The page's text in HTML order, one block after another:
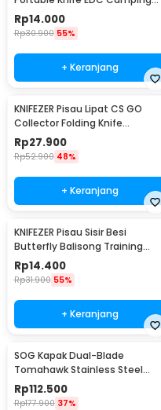
Survival Steel - CS-ZDD01
Rp14.000
Rp30.900 55%
+ Keranjang
KNIFEZER Pisau Lipat CS GO
Collector Folding Knife
Stainless Steel Pointed Head -
K390
Rp27.900
Rp52.900 48%
+ Keranjang
KNIFEZER Pisau Sisir Besi
Butterfly Balisong Training
Knife CS GO - LF-9898
Rp14.400
Rp31.900 55%
+ Keranjang
SOG Kapak Dual-Blade
Tomahawk Stainless Steel
Survival Camping
Rp112.500
Rp177.900 37%